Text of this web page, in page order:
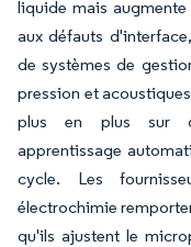
liquide mais
aux défauts
de systèmes de
pression et
plus en plus sur
apprentissage
cycle. Les
électrochimie
qu'ils ajustent le